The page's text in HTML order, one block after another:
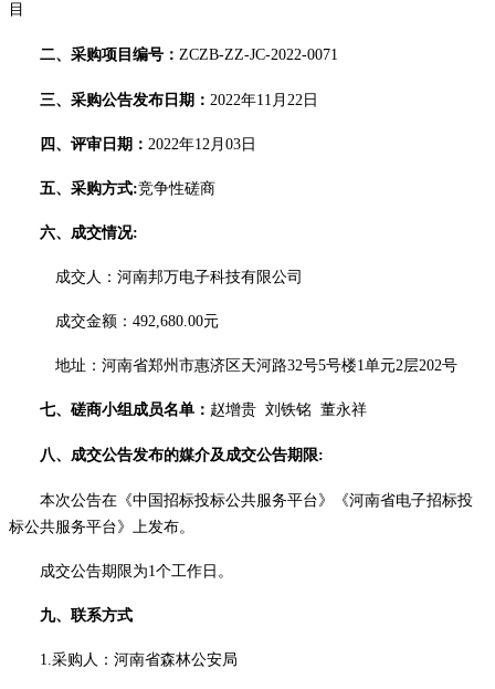
目
二、 采购项目编号： ZCZB-ZZ-JC-2022-0071
三、 采购公告发布日期： 2022年11 月 22 日
四、 评审日期： 2022年12月 03 日
五、 采购方式:竞争性磋商
六、 成交情况:
成交人：河南邦万电子科技有限公司
成交金额 ： 492,680.00元
地址： 河南省郑州市惠济区天河路32号5号楼1单元2层202号
七、 磋商小组成员名单： 赵增贵 刘铁铭 董永祥
八、 成交公告发布的媒介及成交公告期限:
本次公告在 《中国招标投标公共服务平台》《河南省电子招标投
标公共服务平台》 上发布。
成交公告期限为1个工作日。
九、联系方式
1.采购人：河南省森林公安局